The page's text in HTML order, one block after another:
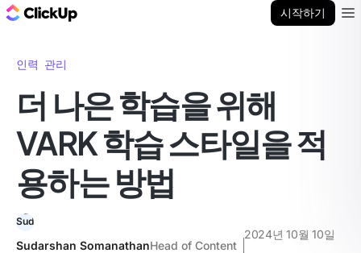
시작하기
인력 관리
더 나은 학습을 위해
VARK 학습 스타일을 적
용하는 방법
Sudarshan SomanathanHead of Content
2024년 10월 10일